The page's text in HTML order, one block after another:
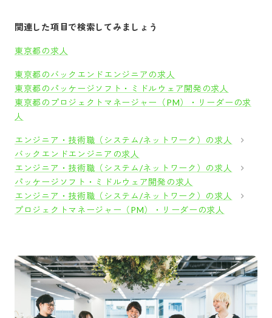
関連した項目で検索してみましょう
東京都の求人
東京都のバックエンドエンジニアの求人
東京都のパッケージソフト・ミドルウェア開発の求人
東京都のプロジェクトマネージャー（PM）・リーダーの求
人
エンジニア・技術職（システム/ネットワーク）の求人
バックエンドエンジニアの求人
エンジニア・技術職（システム/ネットワーク）の求人
パッケージソフト・ミドルウェア開発の求人
エンジニア・技術職（システム/ネットワーク）の求人
プロジェクトマネージャー（PM）・リーダーの求人